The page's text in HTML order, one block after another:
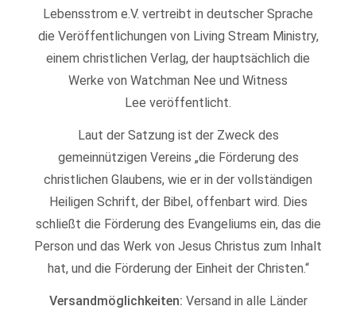
Lebensstrom e.V. vertreibt in deutscher Sprache
die Veröffentlichungen von Living Stream Ministry,
einem christlichen Verlag, der hauptsächlich die
Werke von Watchman Nee und Witness
Lee veröffentlicht.
Laut der Satzung ist der Zweck des
gemeinnützigen Vereins „die Förderung des
christlichen Glaubens, wie er in der vollständigen
Heiligen Schrift, der Bibel, offenbart wird. Dies
schließt die Förderung des Evangeliums ein, das die
Person und das Werk von Jesus Christus zum Inhalt
hat, und die Förderung der Einheit der Christen.“
Versandmöglichkeiten: Versand in alle Länder